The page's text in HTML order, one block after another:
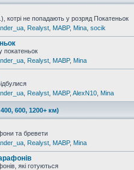
котрі не попадають у розряд Покатеньок
Realyst MABP, Mina socik
покатеньок
Realyst MABP, Mina
Realyst MABP, AlexN10 Mina
600, 1200+ км)
та бревети
Realyst MABP, Mina
які готуються